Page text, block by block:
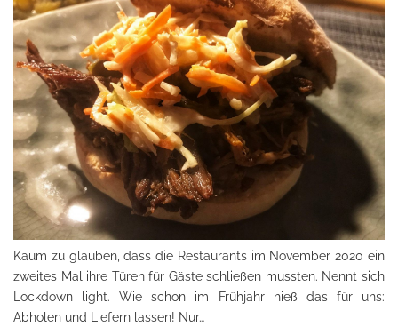
Kaum zu glauben, dass die Restaurants im November 2020 ein
zweites Mal ihre Türen für Gäste schließen mussten. Nennt sich
Lockdown light. Wie schon im Frühjahr hieß das für uns:
Abholen und Liefern lassen! Nur…